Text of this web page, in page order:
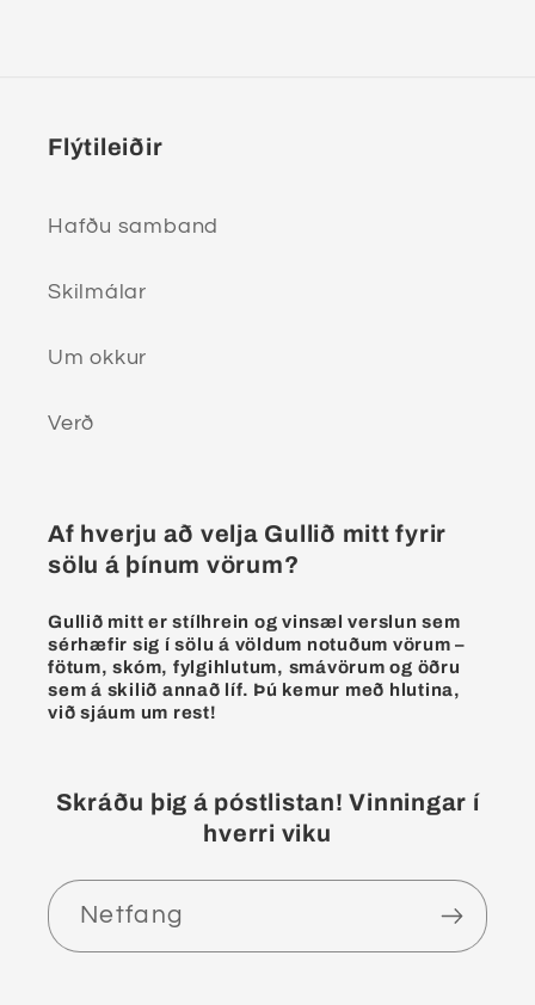
Flýtileiðir
Hafðu samband
Skilmálar
Um okkur
Verð
Af hverju að velja Gullið mitt fyrir
sölu á þínum vörum?
Gullið mitt er stílhrein og vinsæl verslun sem
sérhæfir sig í sölu á völdum notuðum vörum –
fötum, skóm, fylgihlutum, smávörum og öðru
sem á skilið annað líf. Þú kemur með hlutina,
við sjáum um rest!
Skráðu þig á póstlistan! Vinningar í
hverri viku
Netfang